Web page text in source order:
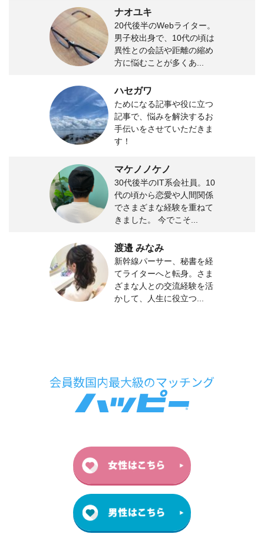
ナオユキ
20代後半のWebライター。
男子校出身で、10代の頃は
異性との会話や距離の縮め
方に悩むことが多くあ...
ハセガワ
ためになる記事や役に立つ
記事で、悩みを解決するお
手伝いをさせていただきま
す！
マケノノケノ
30代後半のIT系会社員。10
代の頃から恋愛や人間関係
でさまざまな経験を重ねて
きました。 今でこそ...
渡邉 みなみ
新幹線パーサー、秘書を経
てライターへと転身。さま
ざまな人との交流経験を活
かして、人生に役立つ...